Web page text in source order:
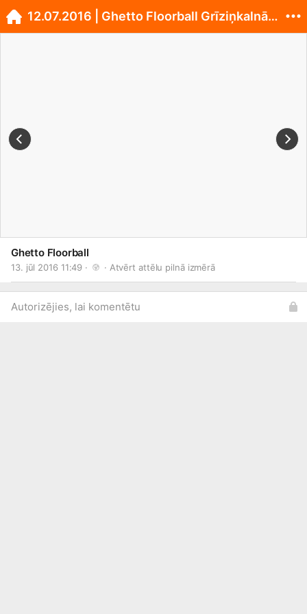
Ghetto Floorball
13. jūl 2016 11:49 · · Atvērt attēlu pilnā izmērā
Autorizējies, lai komentētu
12.07.2016 | Ghetto Floorball Grīziņkalnā U14&U16